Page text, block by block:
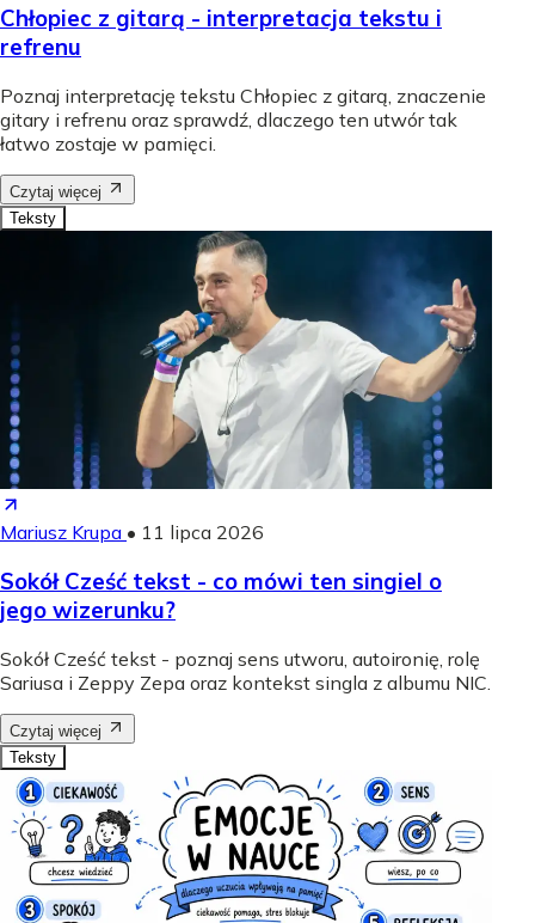
Chłopiec z gitarą - interpretacja tekstu i
refrenu
Poznaj interpretację tekstu Chłopiec z gitarą, znaczenie
gitary i refrenu oraz sprawdź, dlaczego ten utwór tak
łatwo zostaje w pamięci.
Czytaj więcej
Teksty
Mariusz Krupa • 11 lipca 2026
Sokół Cześć tekst - co mówi ten singiel o
jego wizerunku?
Sokół Cześć tekst - poznaj sens utworu, autoironię, rolę
Sariusa i Zeppy Zepa oraz kontekst singla z albumu NIC.
Czytaj więcej
Teksty